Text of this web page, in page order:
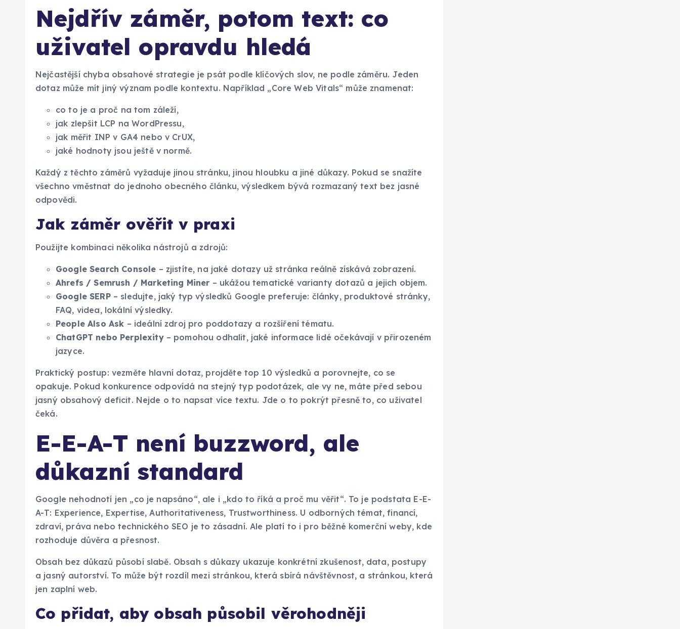
Nejdřív záměr, potom text: co
uživatel opravdu hledá
Nejčastější chyba obsahové strategie je psát podle klíčových slov, ne podle záměru. Jeden
dotaz může mít jiný význam podle kontextu. Například „Core Web Vitals“ může znamenat:
co to je a proč na tom záleží,
jak zlepšit LCP na WordPressu,
jak měřit INP v GA4 nebo v CrUX,
jaké hodnoty jsou ještě v normě.
Každý z těchto záměrů vyžaduje jinou stránku, jinou hloubku a jiné důkazy. Pokud se snažíte
všechno vměstnat do jednoho obecného článku, výsledkem bývá rozmazaný text bez jasné
odpovědi.
Jak záměr ověřit v praxi
Použijte kombinaci několika nástrojů a zdrojů:
Google Search Console – zjistíte, na jaké dotazy už stránka reálně získává zobrazení.
Ahrefs / Semrush / Marketing Miner – ukážou tematické varianty dotazů a jejich objem.
Google SERP– sledujte, jaký typ výsledků Google preferuje: články, produktové stránky,
FAQ, videa, lokální výsledky.
People Also Ask – ideální zdroj pro poddotazy a rozšíření tématu.
ChatGPT nebo Perplexity– pomohou odhalit, jaké informace lidé očekávají v přirozeném
jazyce.
Praktický postup: vezměte hlavní dotaz, projděte top 10 výsledků a porovnejte, co se
opakuje. Pokud konkurence odpovídá na stejný typ podotázek, ale vy ne, máte před sebou
jasný obsahový deficit. Nejde o to napsat více textu. Jde o to pokrýt přesně to, co uživatel
čeká.
E-E-A-T není buzzword, ale
důkazní standard
Google nehodnotí jen „co je napsáno“, ale i „kdo to říká a proč mu věřit“. To je podstata E-E-
A-T: Experience, Expertise, Authoritativeness, Trustworthiness. U odborných témat, financí,
zdraví, práva nebo technického SEO je to zásadní. Ale platí to i pro běžné komerční weby, kde
rozhoduje důvěra a přesnost.
Obsah bez důkazů působí slabě. Obsah s důkazy ukazuje konkrétní zkušenost, data, postupy
a jasný autorství. To může být rozdíl mezi stránkou, která sbírá návštěvnost, a stránkou, která
jen zaplní web.
Co přidat, aby obsah působil věrohodněji